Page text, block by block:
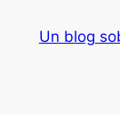
Un blog